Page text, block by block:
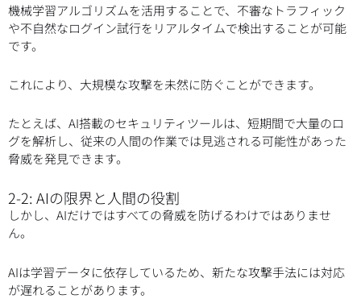
機械学習アルゴリズムを活用することで、不審なトラフィック
や不自然なログイン試行をリアルタイムで検出することが可能
です。
これにより、大規模な攻撃を未然に防ぐことができます。
たとえば、AI搭載のセキュリティツールは、短期間で大量のロ
グを解析し、従来の人間の作業では見逃される可能性があった
脅威を発見できます。
2-2: AIの限界と人間の役割
しかし、AIだけではすべての脅威を防げるわけではありませ
ん。
AIは学習データに依存しているため、新たな攻撃手法には対応
が遅れることがあります。